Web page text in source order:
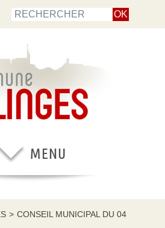
> CONSEIL MUNICIPAL DU 04